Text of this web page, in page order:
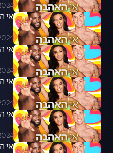
אי
אי
אי
אי
אי